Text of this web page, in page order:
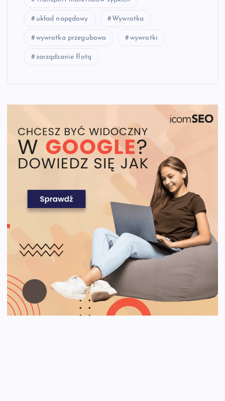
układ napędowy Wywrotka
wywrotka przegubowa wywrotki
zarządzanie flotą